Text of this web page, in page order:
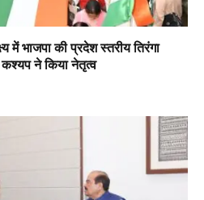
भाजपा की प्रदेश स्तरीय तिरंगा
ने किया नेतृत्व